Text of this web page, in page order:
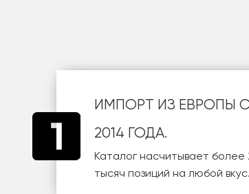
ИМПОРТ ИЗ ЕВРОПЫ С
2014 ГОДА.
Каталог насчитывает более
тысяч позиций на любой вкус.